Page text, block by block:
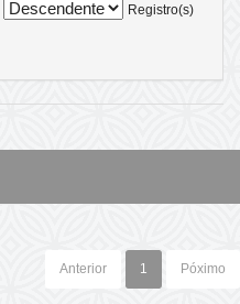
Registro(s)
Anterior 1 Póximo